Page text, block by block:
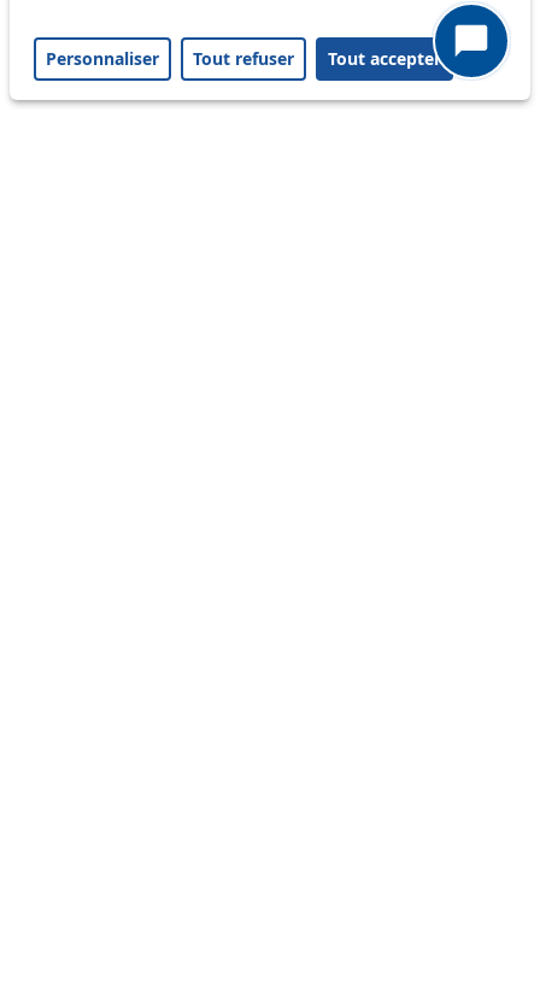
Others
Personnaliser Tout refuser Tout accepter